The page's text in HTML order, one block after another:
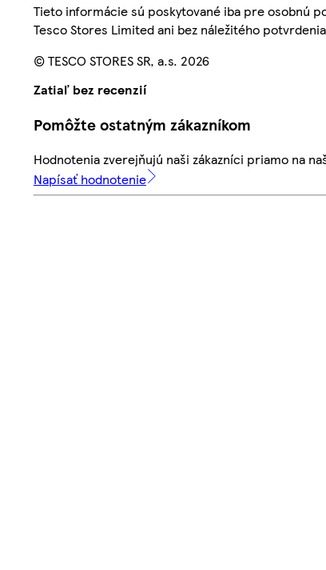
Tieto informácie sú poskytované iba pre osobnú
Tesco Stores Limited ani bez náležitého
© TESCO STORES SR, a.s. 2026
Zatiaľ bez recenzií
Pomôžte ostatným zákazníkom
Hodnotenia zverejňujú naši zákazníci priamo na
Napísať hodnotenie